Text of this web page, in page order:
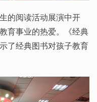
的阅读活动展演中开
育事业的热爱。《经典
了经典图书对孩子教育